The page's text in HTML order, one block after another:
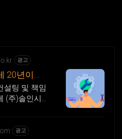
광고
20년이상
설팅 및 책임
(주)솔인시
광고